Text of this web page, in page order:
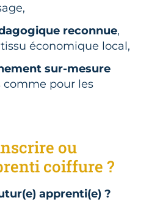
reconnue,
économique local,
sur-mesure
comme pour les
ou
coiffure ?
apprenti(e) ?